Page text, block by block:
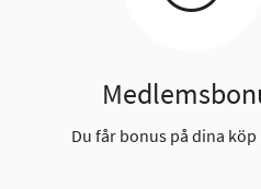
Du får bonus på dina köp